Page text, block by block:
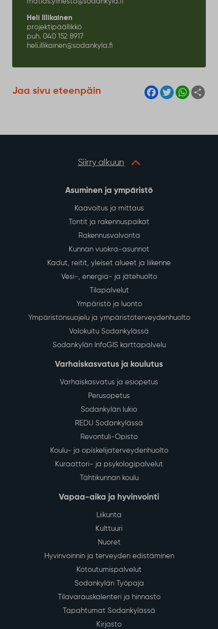
Heli Illikainen
projektipäällikkö
puh. 040 152 8917
heli.illikainen@sodankyla.fi
Jaa sivu eteenpäin
F
a
o
T
w
r
W
h
p
Siirry alkuun
Asuminen ja ympäristö
Kaavoitus ja mittaus
Tontit ja rakennuspaikat
Rakennusvalvonta
Kunnan vuokra-asunnot
Kadut, reitit, yleiset alueet ja liikenne
Vesi-, energia- ja jätehuolto
Tilapalvelut
Ympäristö ja luonto
Ympäristönsuojelu ja ympäristöterveydenhuolto
Valokuitu Sodankylässä
Sodankylän InfoGIS karttapalvelu
Varhaiskasvatus ja koulutus
Varhaiskasvatus ja esiopetus
Perusopetus
Sodankylän lukio
REDU Sodankylässä
Revontuli-Opisto
Koulu- ja opiskelijaterveydenhuolto
Kuraattori- ja psykologipalvelut
Tähtikunnan koulu
Vapaa-aika ja hyvinvointi
Liikunta
Kulttuuri
Nuoret
Hyvinvoinnin ja terveyden edistäminen
Kotoutumispalvelut
Sodankylän Työpaja
Tilavarauskalenteri ja hinnasto
Tapahtumat Sodankylässä
Kirjasto